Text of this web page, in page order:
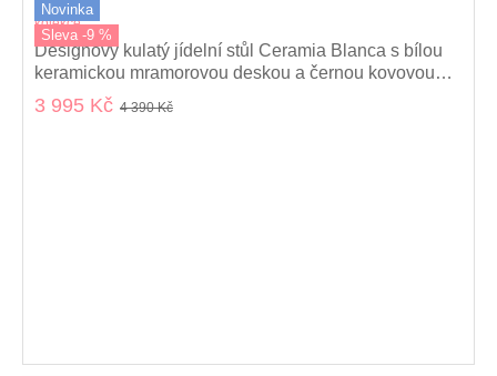
Novinka
Sleva -9 %
kolekce
Designový kulatý jídelní stůl Ceramia Blanca s bílou
keramickou mramorovou deskou a černou kovovou
nohou 80 cm
3 995 Kč 4 390 Kč